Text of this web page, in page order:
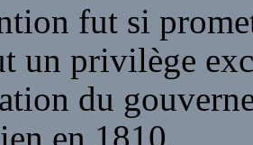
fut si
un privilège
du
en 1810.